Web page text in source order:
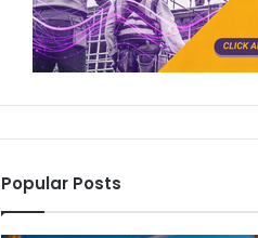
Popular Posts